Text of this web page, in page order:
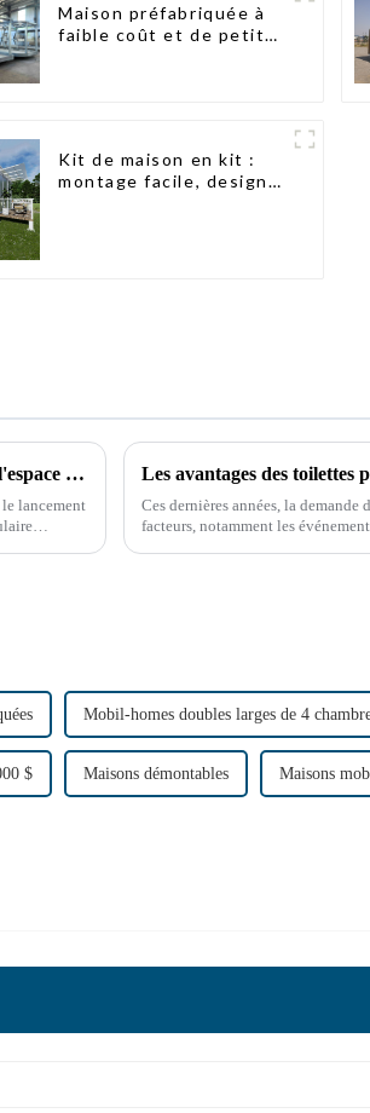
Maison préfabriquée à
faible coût et de petite
Kit de maison en kit :
montage facile, design
Un bungalow conteneur pliable innovant de 40 pieds redéfinit l'espace de vie modulaire
lancement
Les avantages des toilettes
Ces dernières années, la
facteurs, notamment les
Mobil-homes doubles larges de 4
$ Maisons démontables Maisons